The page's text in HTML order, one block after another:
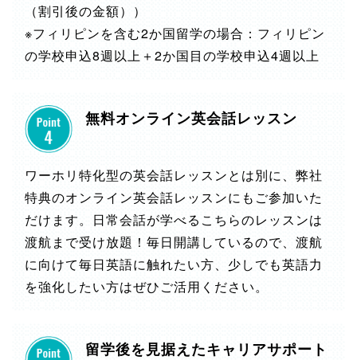
（割引後の金額））
※フィリピンを含む2か国留学の場合：フィリピン
の学校申込8週以上＋2か国目の学校申込4週以上
無料オンライン英会話レッスン
ワーホリ特化型の英会話レッスンとは別に、弊社
特典のオンライン英会話レッスンにもご参加いた
だけます。日常会話が学べるこちらのレッスンは
渡航まで受け放題！毎日開講しているので、渡航
に向けて毎日英語に触れたい方、少しでも英語力
を強化したい方はぜひご活用ください。
留学後を見据えたキャリアサポート